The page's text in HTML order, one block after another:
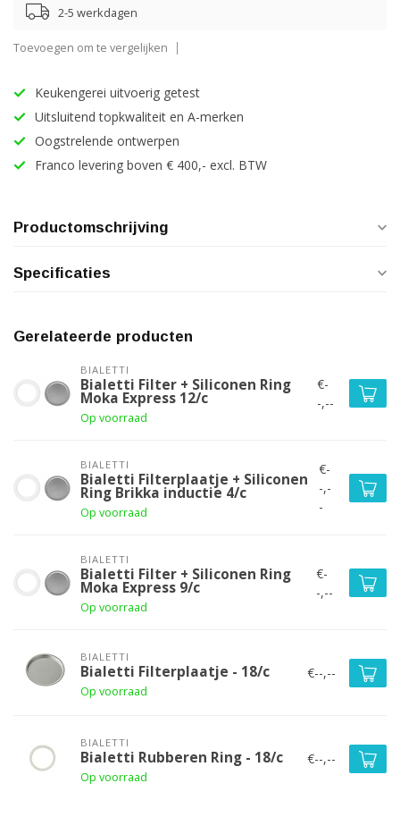
2-5 werkdagen
Toevoegen om te vergelijken
Keukengerei uitvoerig getest
Uitsluitend topkwaliteit en A-merken
Oogstrelende ontwerpen
Franco levering boven € 400,- excl. BTW
Productomschrijving
Specificaties
Gerelateerde producten
BIALETTI
Bialetti Filter + Siliconen Ring
Moka Express 12/c
Op voorraad
€-
-,--
BIALETTI
Bialetti Filterplaatje + Siliconen
Ring Brikka inductie 4/c
Op voorraad
€-
-,-
-
BIALETTI
Bialetti Filter + Siliconen Ring
Moka Express 9/c
Op voorraad
€-
-,--
BIALETTI
Bialetti Filterplaatje - 18/c
Op voorraad
€--,--
BIALETTI
Bialetti Rubberen Ring - 18/c
Op voorraad
€--,--